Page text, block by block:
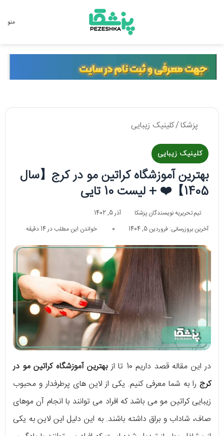
منو
پزشکا/کلینیک زیبایی
کلینیک زیبایی
بهترین آموزشگاه کراتین مو در کرج【سال
1405】❤️ + لیست 10 تایی
تیم تحریریه نویسندگان پزشکا
آذر 5, 1402
آخرین بروزرسانی: فروردین 5, 1404
0 خواندن این مطلب در 14 دقیقه
در این مقاله قصد داریم 10 تا از
بهترین آموزشگاه کراتین مو در
کرج را به شما معرفی کنیم. یکی از لاین های پرطرفدار و محبوب
زیبایی کراتین مو می باشد که افراد می توانند با انجام آن موهای
صاف، شاداب و براق داشته باشند. به این دلیل این لاین به یکی